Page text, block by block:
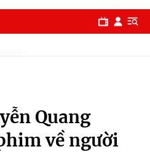
Quang
về người